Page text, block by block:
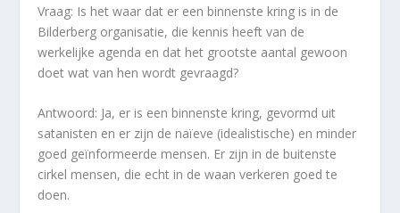
Vraag: Is het waar dat er een binnenste kring is in de
Bilderberg organisatie, die kennis heeft van de
werkelijke agenda en dat het grootste aantal gewoon
doet wat van hen wordt gevraagd?
Antwoord: Ja, er is een binnenste kring, gevormd uit
satanisten en er zijn de naïeve (idealistische) en minder
goed geïnformeerde mensen. Er zijn in de buitenste
cirkel mensen, die echt in de waan verkeren goed te
doen.